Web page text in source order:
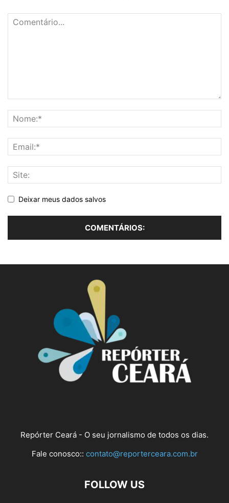
Deixar meus dados salvos
Repórter Ceará - O seu jornalismo de todos os dias.
Fale conosco:: contato@reporterceara.com.br
FOLLOW US